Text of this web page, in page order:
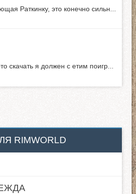
Раткинку, это конечно сильн...
скачать я должен с етим поигр...
RIMWORLD